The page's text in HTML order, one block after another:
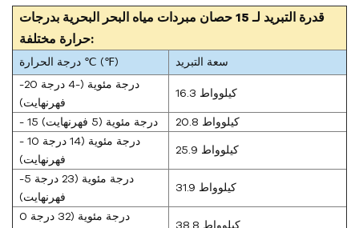
قدرة التبريد لـ 15 حصان
مبردات مياه البحر البحرية بدرجات
حرارة مختلفة:
درجة الحرارة ℃ (℉)
سعة التبريد
-20 درجة مئوية (-4 درجة
فهرنهايت)
16.3 كيلوواط
- 15 درجة مئوية (5 فهرنهايت)
20.8 كيلوواط
- 10 درجة مئوية (14 درجة
فهرنهايت)
25.9 كيلوواط
-5 درجة مئوية (23 درجة
فهرنهايت)
31.9 كيلوواط
0 درجة مئوية (32 درجة
38.8 كيلوواط